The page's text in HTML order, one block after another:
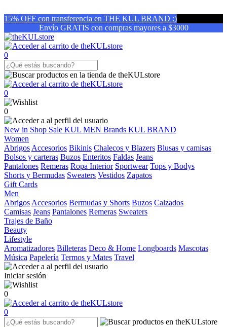
15% OFF con transferencia en THE KUL BRAND :)
Envío GRATIS con compras mayores a $3000
0
0
0
New in Shop Sale KUL MEN Brands KUL BRAND
Women
Abrigos Accesorios Bikinis Chalecos y Blazers Blusas y camisas
Bolsos y carteras Buzos Enteritos Faldas Jeans
Pantalones Remeras Ropa Interior Sportwear Tops y Bodys
Shorts y Bermudas Sweaters Vestidos Zapatos
Gift Cards
Men
Abrigos Accesorios Bermudas y Shorts Buzos Calzados
Camisas Jeans Pantalones Remeras Sweaters
Trajes de Baño
Beauty
Lifestyle
Aromatizadores Billeteras Deco & Home Longboards Mascotas
Música Papelería Termos y Mates Travel
Iniciar sesión
0
0